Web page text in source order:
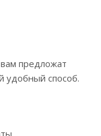
предложат
удобный способ.